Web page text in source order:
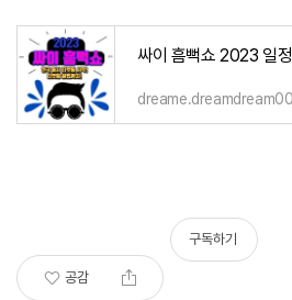
싸이 흠뻑쇼 2023 일정
공감
구독하기